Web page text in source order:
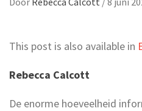
This post is also available in
Rebecca Calcott
De enorme hoeveelheid